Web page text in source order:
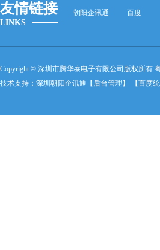
友情链接
LINKS
朝阳企讯通 百度
Copyright © 深圳市腾华泰电子有限公司版权所有
技术支持： 深圳朝阳企讯通 【后台管理】 【百度统